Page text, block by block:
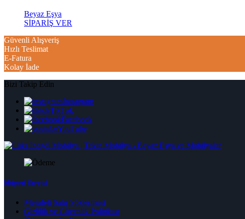
Beyaz Eşya
SİPARİŞ VER
Güvenli Alışveriş
Hızlı Teslimat
E-Fatura
Kolay İade
Bizi Takip Edin
Instagram
TikTok
Facebook
YouTube
Müşteri Servisi
Mesafeli Satış Sözleşmesi
Gizlilik ve Güvenlik Politikası